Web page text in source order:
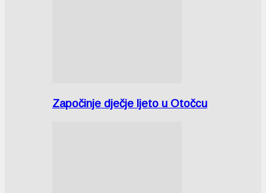
Započinje dječje ljeto u Otočcu